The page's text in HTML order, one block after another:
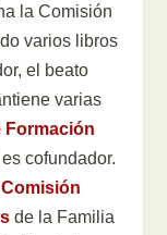
la Comisión
varios libros
el beato
varias
Formación
cofundador.
Comisión
de la Familia